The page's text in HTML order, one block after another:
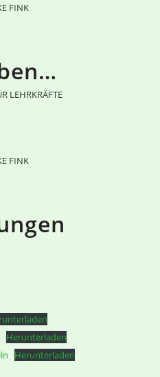
FINK
LEHRKRÄFTE
FINK
Herunterladen
Herunterladen